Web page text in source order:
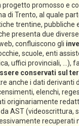
progetto promosso e
di Trento, al quale
trentine, pubbliche
presenta due
confluiscono gli
scuole, enti
uffici provinciali, ...),
conservati sul
anche i dati derivanti
elenchi,
originariamente
AST (videoscrittura,
recuperati